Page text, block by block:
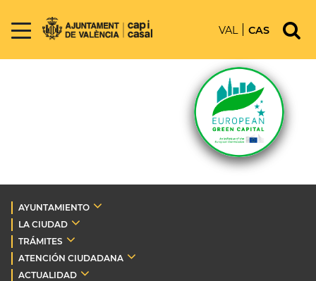
VAL CAS
AYUNTAMIENTO
LA CIUDAD
TRÁMITES
ATENCIÓN CIUDADANA
ACTUALIDAD